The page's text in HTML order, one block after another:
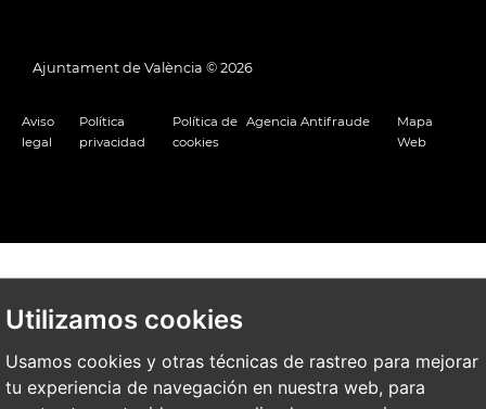
Utilizamos cookies
Usamos cookies y otras técnicas de rastreo para mejorar
tu experiencia de navegación en nuestra web, para
Ajuntament de València © 2026
Aviso
legal
Política
privacidad
Política de
cookies
Agencia Antifraude
Mapa
Web